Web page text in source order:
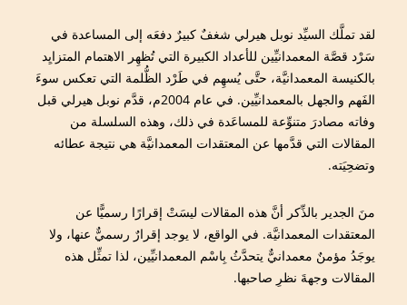
لقد تملَّك السيِّد نوبل هيرلي شغفٌ كبيرٌ دفعَه إلى المساعدة في
سَرْد قصَّة المعمدانيِّين للأعداد الكبيرة التي تُظهِر الاهتمام المتزايِد
بالكنيسة المعمدانيَّة، حتَّى يُسهِم في طَرْد الظُّلمة التي تعكس سوءَ
الفَهم والجهل بالمعمدانيِّين. في عام 2004م، قدَّم نوبل هيرلي قبل
وفاته مصادرَ متنوِّعة للمساعَدة في ذلك، وهذه السلسلة من
المقالات التي قدَّمها عن المعتقدات المعمدانيَّة هي نتيجة عطائه
وتضحِيَته.
منَ الجدير بالذِّكر أنَّ هذه المقالات ليسَتْ إقرارًا رسميًّا عن
المعتقدات المعمدانيَّة. في الواقع، لا يوجد إقرارٌ رسميٌّ عنها، ولا
يوجَدُ مؤمنٌ معمدانيٌّ يتحدَّثُ بِاسْم المعمدانيِّين، لذا تمثِّل هذه
المقالات وجهةَ نظرِ صاحبها.